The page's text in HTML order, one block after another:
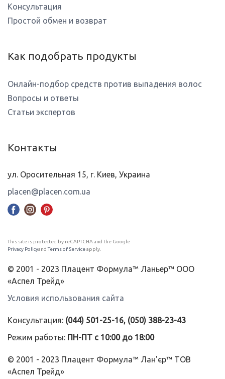
Консультация
Простой обмен и возврат
Как подобрать продукты
Онлайн-подбор средств против выпадения волос
Вопросы и ответы
Статьи экспертов
Контакты
ул. Оросительная 15, г. Киев, Украина
placen@placen.com.ua
This site is protected by reCAPTCHA and the Google
Privacy Policyand Terms of Serviceapply.
© 2001 - 2023 Плацент Формула™ Ланьер™ ООО
«Аспел Трейд»
Условия использования сайта
Консультация: (044) 501-25-16, (050) 388-23-43
Режим работы: ПН-ПТ с 10:00 до 18:00
© 2001 - 2023 Плацент Формула™ Лан'єр™ ТОВ
«Аспел Трейд»